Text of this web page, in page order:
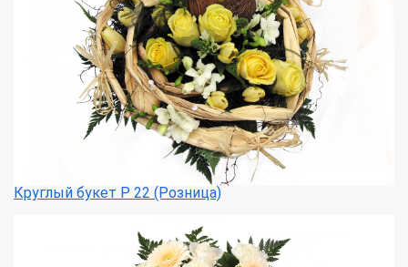
Круглый букет Р 22 (Розница)